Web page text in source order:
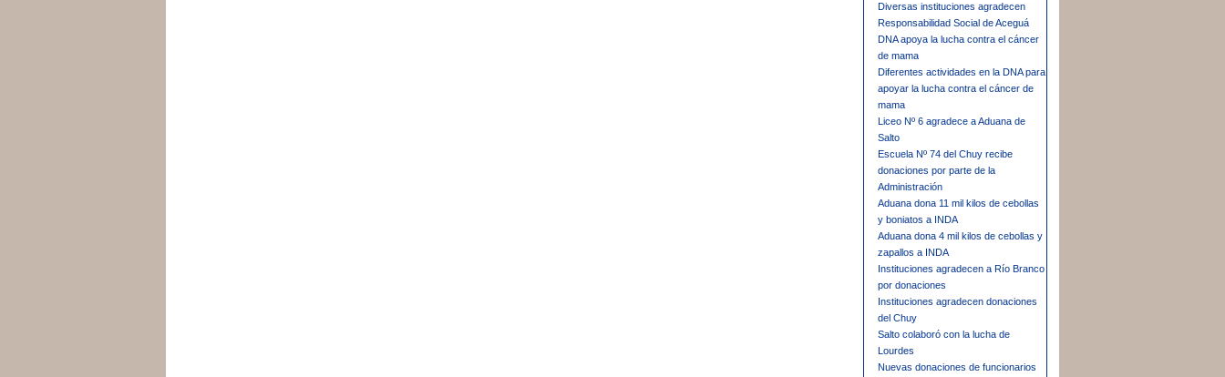
Diversas instituciones agradecen
Responsabilidad Social de Aceguá
DNA apoya la lucha contra el cáncer
de mama
Diferentes actividades en la DNA para
apoyar la lucha contra el cáncer de
mama
Liceo Nº 6 agradece a Aduana de
Salto
Escuela Nº 74 del Chuy recibe
donaciones por parte de la
Administración
Aduana dona 11 mil kilos de cebollas
y boniatos a INDA
Aduana dona 4 mil kilos de cebollas y
zapallos a INDA
Instituciones agradecen a Río Branco
por donaciones
Instituciones agradecen donaciones
del Chuy
Salto colaboró con la lucha de
Lourdes
Nuevas donaciones de funcionarios